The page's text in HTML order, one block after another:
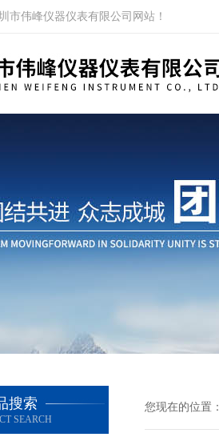
市伟峰仪器仪表有限公司网站！
搜索
SEARCH
您现在的位置：